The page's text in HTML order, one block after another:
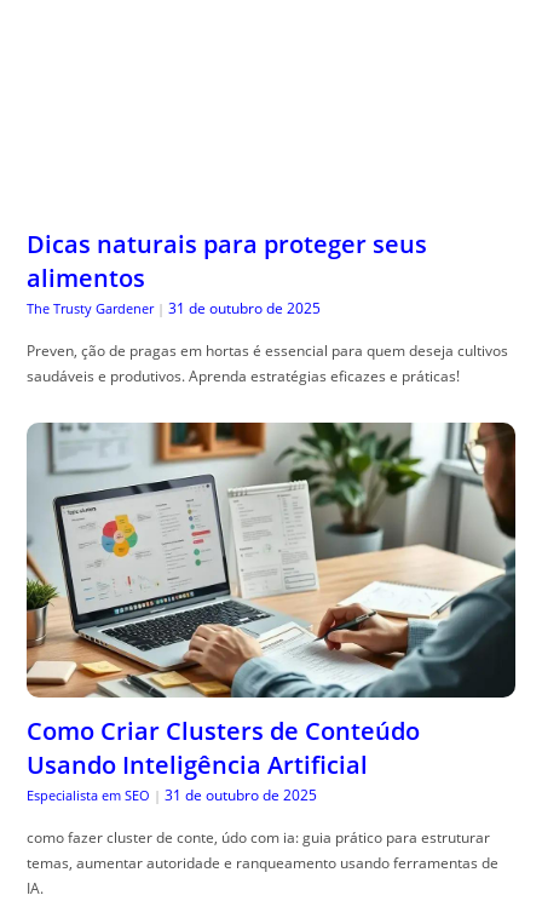
Dicas naturais para proteger seus
alimentos
The Trusty Gardener | 31 de outubro de 2025
Preven, ção de pragas em hortas é essencial para quem deseja cultivos
saudáveis e produtivos. Aprenda estratégias eficazes e práticas!
Como Criar Clusters de Conteúdo
Usando Inteligência Artificial
Especialista em SEO | 31 de outubro de 2025
como fazer cluster de conte, údo com ia: guia prático para estruturar
temas, aumentar autoridade e ranqueamento usando ferramentas de
IA.